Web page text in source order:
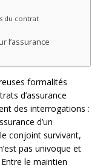
du contrat
l’assurance
formalités
d’assurance
des interrogations :
d’un
conjoint survivant,
pas univoque et
le maintien